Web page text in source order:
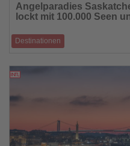
die
Nachrichten
Angelparadies
lockt mit 100.000 Seen
Destinationen
über 100.000 Seen u